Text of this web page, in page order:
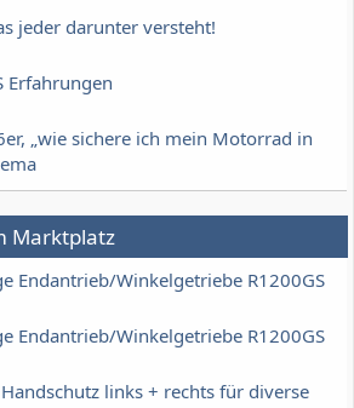
jeder darunter versteht!
Erfahrungen
„wie sichere ich mein Motorrad in
Marktplatz
Endantrieb/Winkelgetriebe R1200GS
Endantrieb/Winkelgetriebe R1200GS
Handschutz links + rechts für diverse